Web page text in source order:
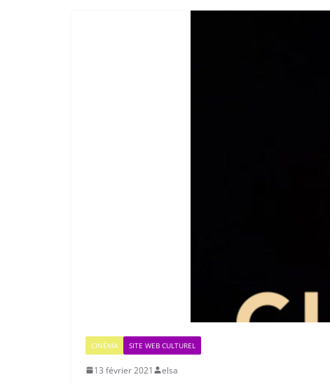
CINÉMA SITE WEB CULTUREL
13 février 2021 elsa